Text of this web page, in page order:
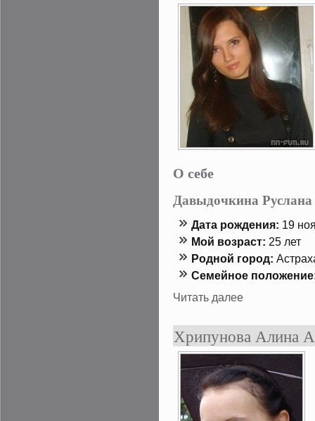
О себе
Давыдочкина Руслана
Дата рождения: 19
Мой возраст: 25 лет
Роднοй гοрод:
Семейнοе
Читать далее
Хрипунова Алина